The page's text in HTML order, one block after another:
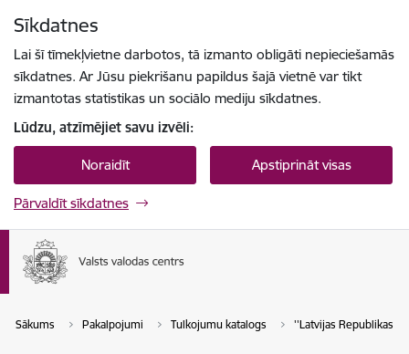
Sīkdatnes
Lai šī tīmekļvietne darbotos, tā izmanto obligāti nepieciešamās
sīkdatnes. Ar Jūsu piekrišanu papildus šajā vietnē var tikt
izmantotas statistikas un sociālo mediju sīkdatnes.
Lūdzu, atzīmējiet savu izvēli:
Noraidīt Apstiprināt visas
Pārvaldīt sīkdatnes
Sākums Pakalpojumi Tulkojumu katalogs ''Latvijas Republikas